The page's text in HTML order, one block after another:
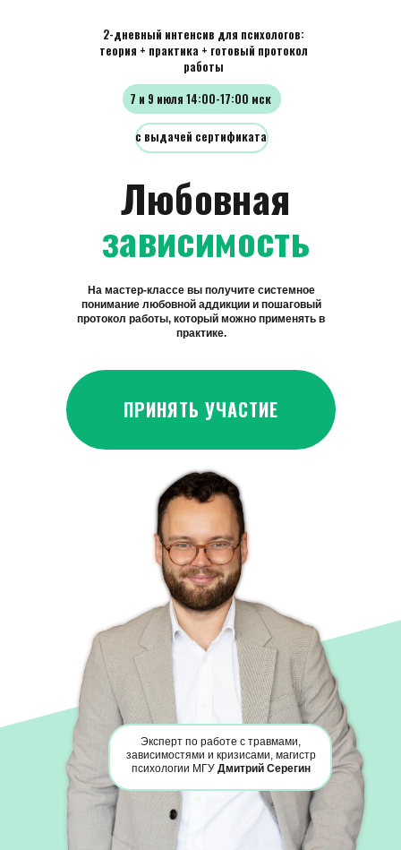
Эксперт по работе с травмами,
зависимостями и кризисами, магистр
психологии МГУ Дмитрий Серегин
На мастер-классе вы получите системное
понимание любовной аддикциии пошаговый
протокол работы, который можно применять в
практике.
Любовная
зависимость
7 и 9 июля 14:00-17:00 мск
ПРИНЯТЬ УЧАСТИЕ
с выдачей сертификата
2-дневный интенсив для психологов:
теория + практика + готовый протокол
работы